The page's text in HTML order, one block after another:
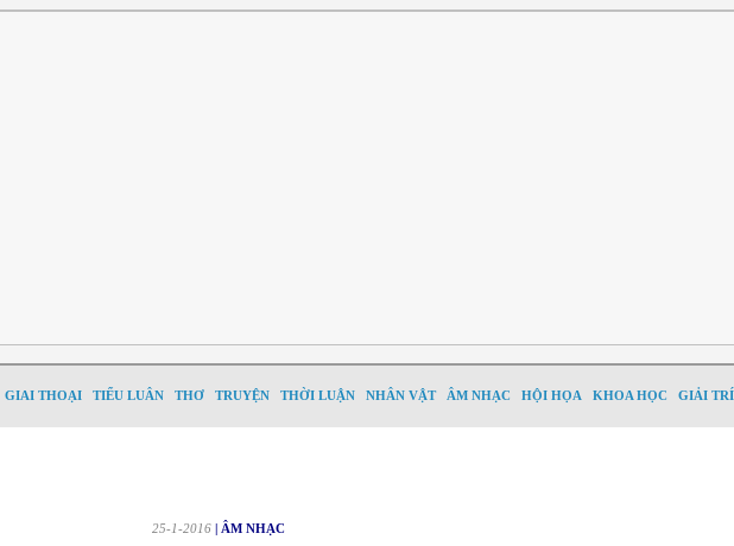
GIAI THOẠI TIỂU LUÂN THƠ TRUYỆN THỜI LUẬN NHÂN VẬT ÂM NHẠC HỘI HỌA KHOA HỌC GIẢI TRÍ
25-1-2016| ÂM NHẠC